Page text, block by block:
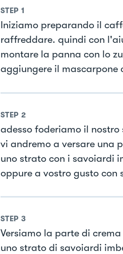
STEP 1
Iniziamo preparando il
raffreddare. quindi con
montare la panna con lo
aggiungere il mascarpone
STEP 2
adesso foderiamo il
vi andremo a versare una
uno strato con i savoiardi
oppure a vostro gusto con
STEP 3
Versiamo la parte di
uno strato di savoiardi